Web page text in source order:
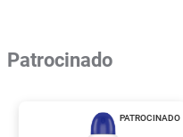
Patrocinado
PATROCINADO